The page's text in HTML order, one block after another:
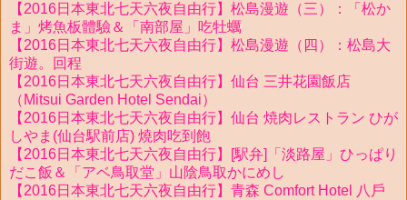
【2016日本東北七天六夜自由行】松島漫遊（三）：「松か
ま」烤魚板體驗＆「南部屋」吃牡蠣
【2016日本東北七天六夜自由行】松島漫遊（四）：松島大
街遊。回程
【2016日本東北七天六夜自由行】仙台 三井花園飯店
（Mitsui Garden Hotel Sendai）
【2016日本東北七天六夜自由行】仙台 焼肉レストラン ひが
しやま(仙台駅前店) 燒肉吃到飽
【2016日本東北七天六夜自由行】[駅弁]「淡路屋」ひっぱり
だこ飯＆「アベ鳥取堂」山陰鳥取かにめし
【2016日本東北七天六夜自由行】青森 Comfort Hotel 八戶